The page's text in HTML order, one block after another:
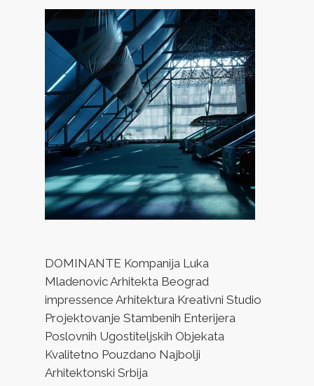
DOMINANTE Kompanija Luka
Mladenovic Arhitekta Beograd
impressence Arhitektura Kreativni Studio
Projektovanje Stambenih Enterijera
Poslovnih Ugostiteljskih Objekata
Kvalitetno Pouzdano Najbolji
Arhitektonski Srbija